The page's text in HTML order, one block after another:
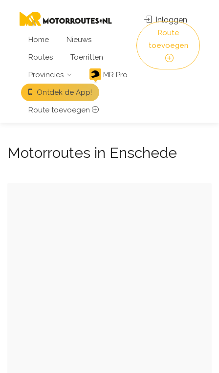
Home
Nieuws
Routes
Toerritten
Provincies
MR Pro
Ontdek de App!
Route toevoegen
Inloggen
Route
toevoegen
Motorroutes in Enschede